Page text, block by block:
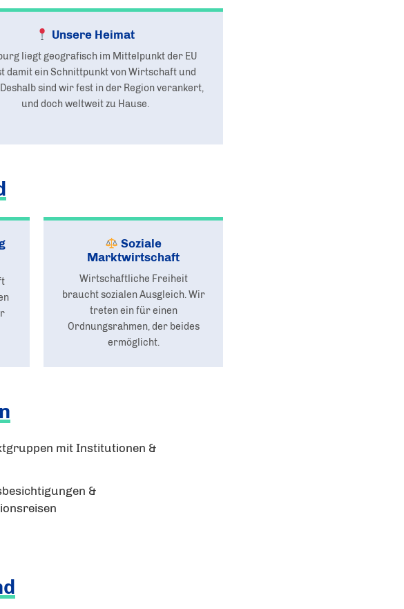
Unsere Heimat
liegt geografisch im Mittelpunkt der EU
damit ein Schnittpunkt von Wirtschaft und
sind wir fest in der Region verankert,
und doch weltweit zu Hause.
Soziale
Marktwirtschaft
Wirtschaftliche Freiheit
braucht sozialen Ausgleich. Wir
treten ein für einen
Ordnungsrahmen, der beides
ermöglicht.
mit Institutionen &
&